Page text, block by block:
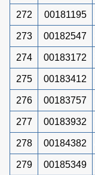
272 00181195
273 00182547
274 00183172
275 00183412
276 00183757
277 00183932
278 00184382
279 00185349